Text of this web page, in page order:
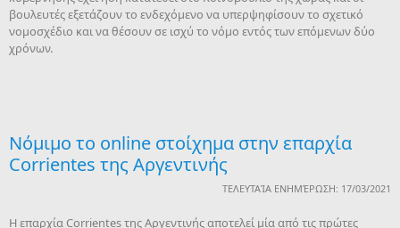
βουλευτές εξετάζουν το ενδεχόμενο να υπερψηφίσουν το σχετικό
νομοσχέδιο και να θέσουν σε ισχύ το νόμο εντός των επόμενων δύο
χρόνων.
Νόμιμο το online στοίχημα στην επαρχία
Corrientes της Αργεντινής
ΤΕΛΕΥΤΑΊΑ ΕΝΗΜΈΡΩΣΗ: 17/03/2021
Η επαρχία Corrientes της Αργεντινής αποτελεί μία από τις πρώτες